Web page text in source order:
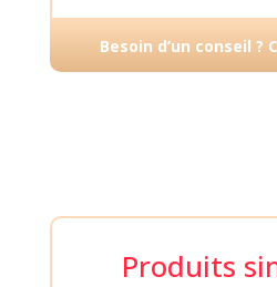
Besoin d’un conseil ?
Produits